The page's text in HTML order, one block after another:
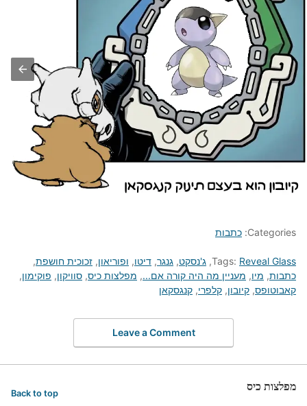
Categories: כתבות
Tags: Reveal Glass
, ג'נסקט, גנגר, דיטו, ופוריאון, זכוכית חושפת,
כתבות, מיו, מעניין מה היה קורה אם..., מפלצות כיס, סוויקון, פוקימון,
קאבוטופס, קיובון, קלפרי, קנגסקאן
Leave a Comment
מפלצות כיס Back to top